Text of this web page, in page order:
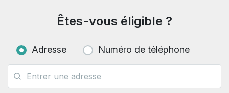
Êtes-vous éligible ?
Adresse Numéro de téléphone